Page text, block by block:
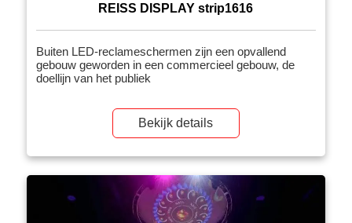
REISS DISPLAY strip1616
Buiten LED-reclameschermen zijn een opvallend
gebouw geworden in een commercieel gebouw, de
doellijn van het publiek
Bekijk details